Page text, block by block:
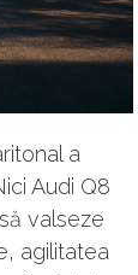
a
Audi Q8
valseze
agilitatea